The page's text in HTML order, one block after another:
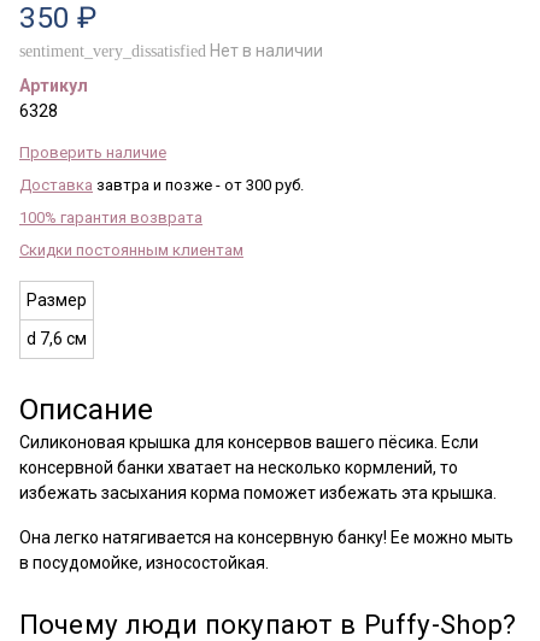
350 ₽
sentiment_very_dissatisfied Нет в наличии
Артикул
6328
Проверить наличие
Доставка завтра и позже - от 300 руб.
100% гарантия возврата
Скидки постоянным клиентам
Размер
d 7,6 см
Описание
Силиконовая крышка для консервов вашего пёсика. Если
консервной банки хватает на несколько кормлений, то
избежать засыхания корма поможет избежать эта крышка.
Она легко натягивается на консервную банку! Ее можно мыть
в посудомойке, износостойкая.
Почему люди покупают в Puffy-Shop?